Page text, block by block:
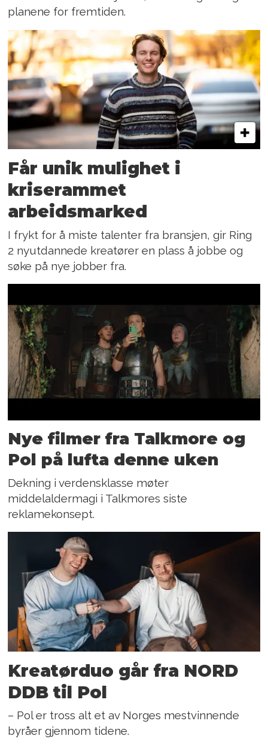
planene for fremtiden.
Får unik mulighet i
kriserammet
arbeidsmarked
I frykt for å miste talenter fra bransjen, gir Ring
2 nyutdannede kreatører en plass å jobbe og
søke på nye jobber fra.
Nye filmer fra Talkmore og
Pol på lufta denne uken
Dekning i verdensklasse møter
middelaldermagi i Talkmores siste
reklamekonsept.
Kreatørduo går fra NORD
DDB til Pol
– Pol er tross alt et av Norges mestvinnende
byråer gjennom tidene.